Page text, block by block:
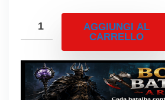
AGGIUNGI AL
CARRELLO